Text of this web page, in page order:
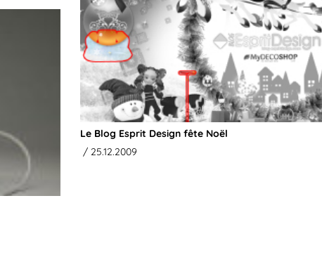
Le Blog Esprit Design fête Noël
/ 25.12.2009